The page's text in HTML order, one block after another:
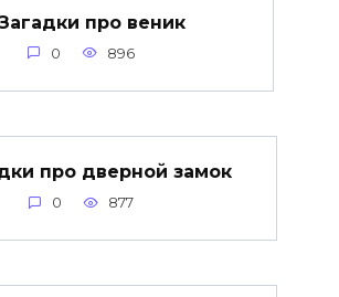
про веник
0 896
про дверной замок
0 877